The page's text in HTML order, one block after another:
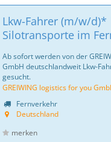
Lkw-Fahrer (m/w/d)*
Silotransporte im
Ab sofort werden von der
GmbH deutschlandweit Lkw-
gesucht.
GREIWING logistics for you
Fernverkehr
Deutschland
merken